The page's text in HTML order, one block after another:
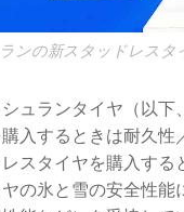
ンの新スタッドレスタ
シュランタイヤ（以
入するときは耐久性
レスタイヤを購入す
ヤの氷と雪の安全性